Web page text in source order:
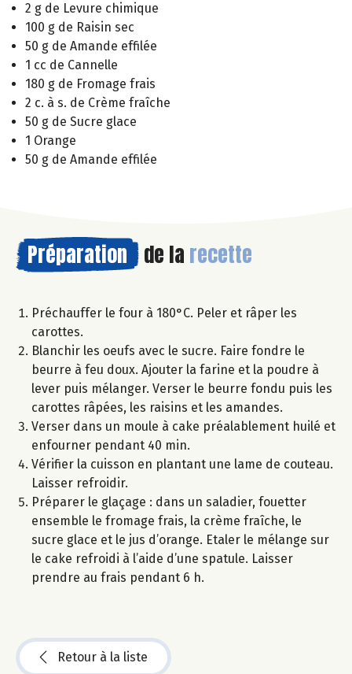
2 g de Levure chimique
100 g de Raisin sec
50 g de Amande effilée
1 cc de Cannelle
180 g de Fromage frais
2 c. à s. de Crème fraîche
50 g de Sucre glace
1 Orange
50 g de Amande effilée
Préparation de la recette
Préchauffer le four à 180°C. Peler et râper les
carottes.
Blanchir les oeufs avec le sucre. Faire fondre le
beurre à feu doux. Ajouter la farine et la poudre à
lever puis mélanger. Verser le beurre fondu puis les
carottes râpées, les raisins et les amandes.
Verser dans un moule à cake préalablement huilé et
enfourner pendant 40 min.
Vérifier la cuisson en plantant une lame de couteau.
Laisser refroidir.
Préparer le glaçage : dans un saladier, fouetter
ensemble le fromage frais, la crème fraîche, le
sucre glace et le jus d’orange. Etaler le mélange sur
le cake refroidi à l’aide d’une spatule. Laisser
prendre au frais pendant 6 h.
Retour à la liste